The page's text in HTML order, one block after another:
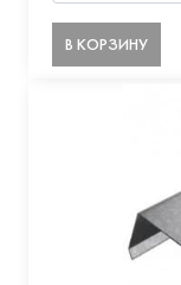
В КОРЗИНУ